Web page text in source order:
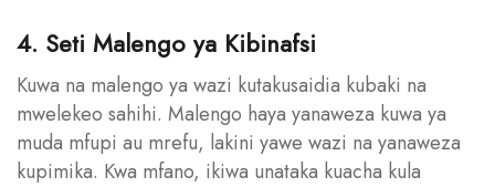
4. Seti Malengo ya Kibinafsi
Kuwa na malengo ya wazi kutakusaidia kubaki na
mwelekeo sahihi. Malengo haya yanaweza kuwa ya
muda mfupi au mrefu, lakini yawe wazi na yanaweza
kupimika. Kwa mfano, ikiwa unataka kuacha kula